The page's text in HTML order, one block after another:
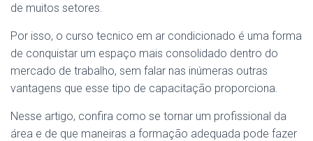
de muitos setores.
Por isso, o curso tecnico em ar condicionado é uma forma
de conquistar um espaço mais consolidado dentro do
mercado de trabalho, sem falar nas inúmeras outras
vantagens que esse tipo de capacitação proporciona.
Nesse artigo, confira como se tornar um profissional da
área e de que maneiras a formação adequada pode fazer